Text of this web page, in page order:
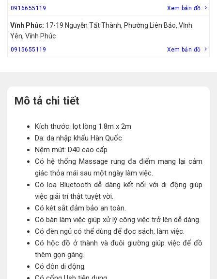
0916655119 Xem bản đồ
Vĩnh Phúc: 17-19 Nguyễn Tất Thành, Phường Liên Bảo, Vĩnh
Yên, Vĩnh Phúc
0915655119 Xem bản đồ
Mô tả chi tiết
Kích thước: lọt lòng 1.8m x 2m
Da: da nhập khẩu Hàn Quốc
Nệm mút: D40 cao cấp
Có hệ thống Massage rung đa điểm mang lại cảm
giác thỏa mái sau một ngày làm việc.
Có loa Bluetooth dễ dàng kết nối với di động giúp
việc giải trí thật tuyệt vời.
Có két sắt đảm bảo an toàn.
Có bàn làm việc giúp xử lý công việc trở lên dễ dàng.
Có đèn ngủ có thể dùng để đọc sách, làm việc.
Có hộc đồ ở thành và đuôi giường giúp việc để đồ
thêm gọn gàng.
Có đôn di động.